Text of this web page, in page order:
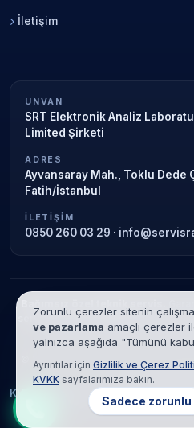
İletişim
UNVAN
SRT Elektronik Analiz
Limited Şirketi
ADRES
Ayvansaray Mah., Toklu Dede
Fatih/İstanbul
İLETIŞIM
0850 260 03 29 ·
servis kapsamındaki cihazlar için
tanımlama amaçlıdır; yetkili
© 2026 SRT Elektronik Analiz
Şirketi. Tüm
KVKK
Çerez Politikası Hizmet
Zorunlu çerezler sitenin
ve pazarlama amaçlı çerezler
yalnızca aşağıda "Tümünü
Ayrıntılar için Gizlilik ve Çerez
KVKK sayfalarımıza bakın.
Sadece zorunlu